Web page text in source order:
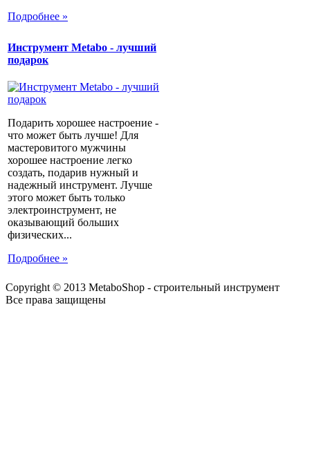
Подробнее »
Инструмент Metabo - лучший
подарок
Подарить хорошее настроение -
что может быть лучше! Для
мастеровитого мужчины
хорошее настроение легко
создать, подарив нужный и
надежный инструмент. Лучше
этого может быть только
электроинструмент, не
оказывающий больших
физических...
Подробнее »
Copyright © 2013 MetaboShop - строительный инструмент
Все права защищены